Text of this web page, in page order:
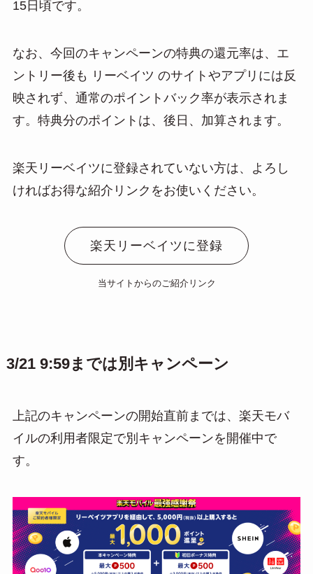
15日頃です。
なお、今回のキャンペーンの特典の還元率は、エ
ントリー後も リーベイツ のサイトやアプリには反
映されず、通常のポイントバック率が表示されま
す。特典分のポイントは、後日、加算されます。
楽天リーベイツに登録されていない方は、よろし
ければお得な紹介リンクをお使いください。
楽天リーベイツに登録
当サイトからのご紹介リンク
3/21 9:59までは別キャンペーン
上記のキャンペーンの開始直前までは、楽天モバ
イルの利用者限定で別キャンペーンを開催中で
す。